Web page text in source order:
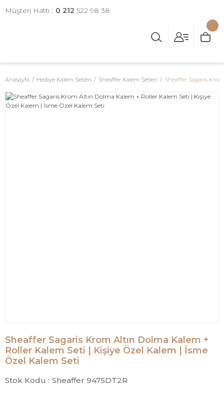
Müşteri Hattı : 0 212 522 98 38
Anasayfa Hediye Kalem Setleri Sheaffer Kalem Setleri Sheaffer Sagaris
Sheaffer Sagaris Krom Altın Dolma Kalem +
Roller Kalem Seti | Kişiye Özel Kalem | İsme
Özel Kalem Seti
Stok Kodu : Sheaffer 9475DT2R